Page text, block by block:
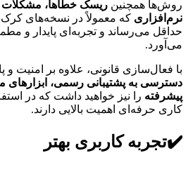
روش‌ها همچنین ریسک خطاها، مشکلات
نرم‌افزاری که معمولاً در نسخه‌های
حداقل می‌رساند و تجربه‌ای پایدار و
می‌آورد.
با فعال‌سازی قانونی، علاوه بر امنیت و
دسترسی به پشتیبانی رسمی، ابزارهای
پیشرفته را نیز خواهید داشت که در
کاری حرفه‌ای اهمیت بالایی دارند.
✔️تجربه کاربری بهتر